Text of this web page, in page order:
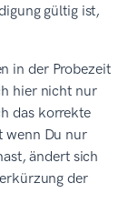
gültig ist,
in der Probezeit
hier nicht nur
das korrekte
wenn Du nur
ändert sich
der